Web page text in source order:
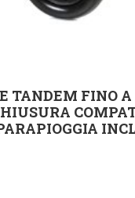
TANDEM FINO A